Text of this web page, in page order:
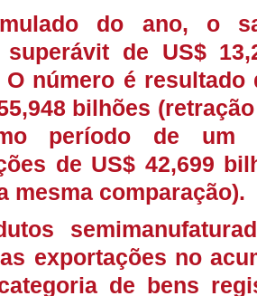
do ano, o
superávit de US$
O número é resultado
bilhões
período de um
de US$ 42,699
mesma comparação).
exportações no
de bens